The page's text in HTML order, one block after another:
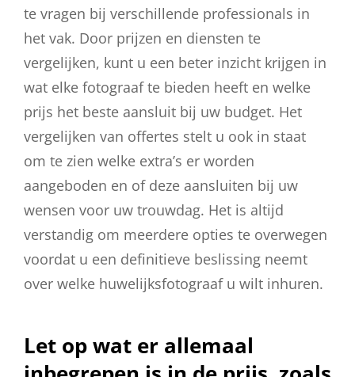
te vragen bij verschillende professionals in
het vak. Door prijzen en diensten te
vergelijken, kunt u een beter inzicht krijgen in
wat elke fotograaf te bieden heeft en welke
prijs het beste aansluit bij uw budget. Het
vergelijken van offertes stelt u ook in staat
om te zien welke extra’s er worden
aangeboden en of deze aansluiten bij uw
wensen voor uw trouwdag. Het is altijd
verstandig om meerdere opties te overwegen
voordat u een definitieve beslissing neemt
over welke huwelijksfotograaf u wilt inhuren.
Let op wat er allemaal